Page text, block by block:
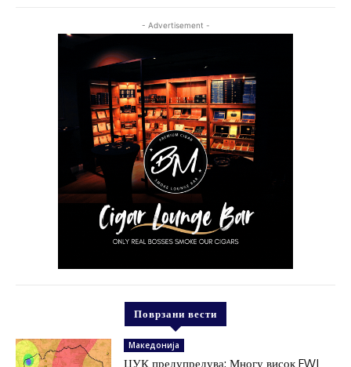
- Advertisement -
Поврзани вести
Македонија
ЦУК предупредува: Многу висок FWI